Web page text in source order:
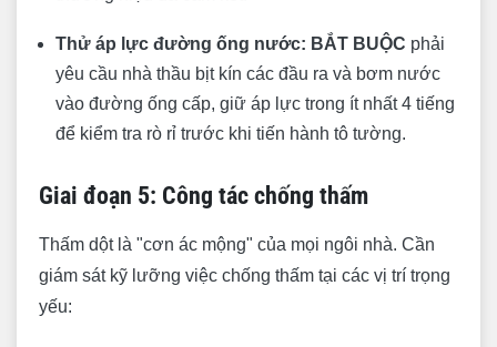
Thử áp lực đường ống nước: BẮT BUỘC phải
yêu cầu nhà thầu bịt kín các đầu ra và bơm nước
vào đường ống cấp, giữ áp lực trong ít nhất 4 tiếng
để kiểm tra rò rỉ trước khi tiến hành tô tường.
Giai đoạn 5: Công tác chống thấm
Thấm dột là "cơn ác mộng" của mọi ngôi nhà. Cần
giám sát kỹ lưỡng việc chống thấm tại các vị trí trọng
yếu: